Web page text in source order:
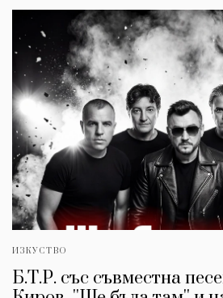
ИЗКУСТВО
Б.Т.Р. със съвместна